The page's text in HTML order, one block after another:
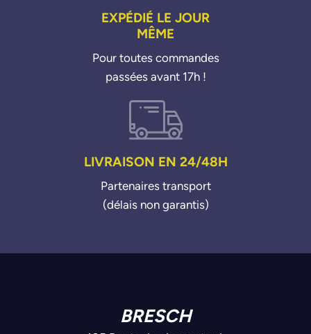
EXPÉDIÉ LE JOUR
MÊME
Pour toutes commandes
passées avant 17h !
LIVRAISON EN 24/48H
Partenaires transport
(délais non garantis)
BRESCH